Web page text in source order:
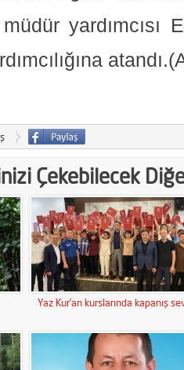
yardımcısı
Çekebilecek
Yaz Kur’an kurslarında kapanış